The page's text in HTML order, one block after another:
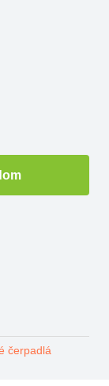
čerpadlá